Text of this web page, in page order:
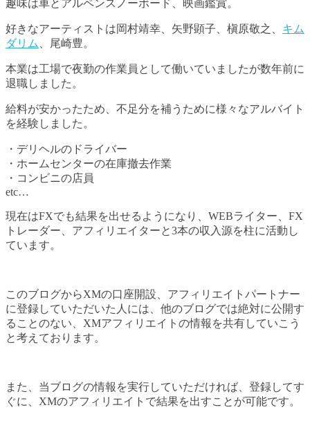
趣味は車とアルペンスノーボード、映画鑑賞。
好きなアーティストは岡村靖幸、矢野顕子、槇原敬之、 キム
ダリム、尾崎豊。
本業は工場で夜勤の作業員として働いていましたが数年前に
退職しました。
給料が安かったため、不足分を補うために様々なアルバイト
を経験しました。
・デリヘルのドライバー
・ホームセンターの在庫撤去作業
・コンビニの店員
etc…
現在はFXでも結果を出せるようになり、WEBライター、FX
トレーダー、アフィリエイターと3本の収入源を柱に活動し
ています。
このブログからXMの口座開設、アフィリエイトパートナー
に登録していただいた人には、他のブログでは絶対に公開す
ることのない、XMアフィリエイトの情報を共有していこう
と考えております。
また、当ブログの情報を実行していただければ、登録してす
ぐに、XMのアフィリエイトで結果を出すことが可能です。